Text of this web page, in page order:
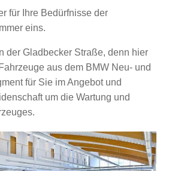
für Ihre Bedürfnisse der
eins.
der Gladbecker Straße, denn hier
aus dem BMW Neu- und
für Sie im Angebot und
um die Wartung und